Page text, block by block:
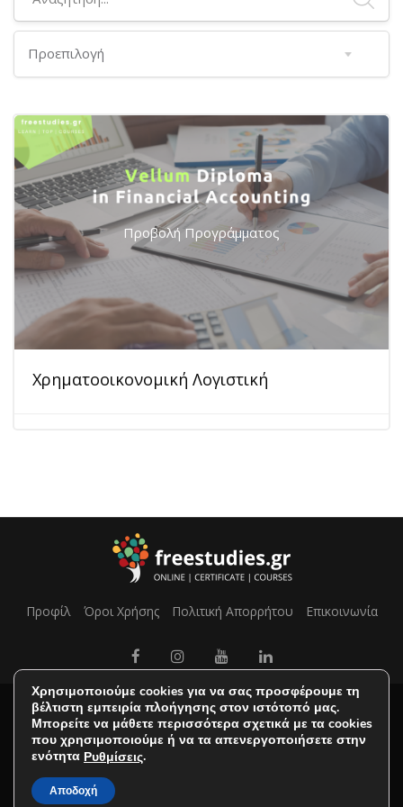
Προβολή Προγράμματος
Χρηματοοικονομική Λογιστική
Προφίλ Όροι Χρήσης Πολιτική Απορρήτου Επικοινωνία
Copyright FreeStudies © 2025. All Rights Reserved
Χρησιμοποιούμε cookies για να σας προσφέρουμε τη
βέλτιστη εμπειρία πλοήγησης στον ιστότοπό μας.
Μπορείτε να μάθετε περισσότερα σχετικά με τα cookies
που χρησιμοποιούμε ή να τα απενεργοποιήσετε στην
ενότητα Ρυθμίσεις.
Αποδοχή